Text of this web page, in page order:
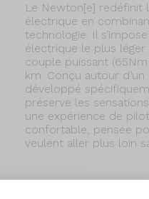
Le Newton[e] redéfinit
électrique en
technologie. Il
électrique le plus
couple puissant
km. Conçu autour
développé
préserve les
une expérience de
confortable, pensée
veulent aller plus loin